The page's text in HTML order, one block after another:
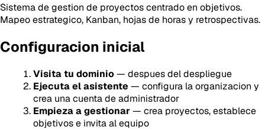
Sistema de gestion de proyectos centrado en objetivos.
Mapeo estrategico, Kanban, hojas de horas y retrospectivas.
Configuracion inicial
Visita tu dominio— despues del despliegue
Ejecuta el asistente — configura la organizacion y
crea una cuenta de administrador
Empieza a gestionar— crea proyectos, establece
objetivos e invita al equipo